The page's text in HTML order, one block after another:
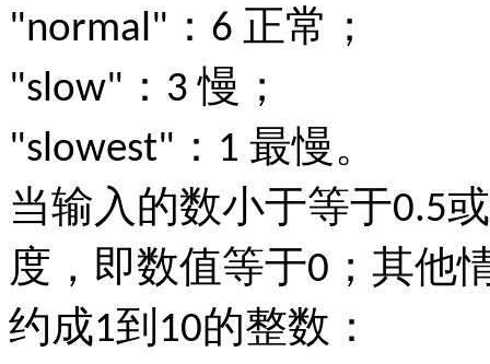
"normal" ： 6 正常；
"slow" ： 3慢；
"slowest" ： 1 最慢。
当输入的数小于等于0.5
度，即数值等于0 ；其他
约成1到 10的整数：